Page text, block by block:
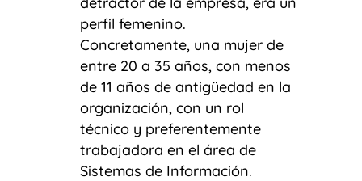
perfil femenino.
Concretamente, una mujer de
entre 20 a 35 años, con menos
de 11 años de antigüedad en la
organización, con un rol
técnico y preferentemente
trabajadora en el área de
Sistemas de Información.